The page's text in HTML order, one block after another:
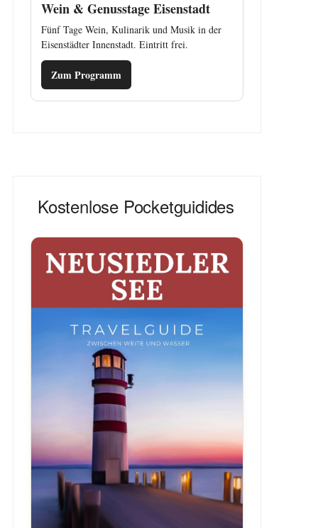
Wein & Genusstage Eisenstadt
Fünf Tage Wein, Kulinarik und Musik in der
Eisenstädter Innenstadt. Eintritt frei.
Zum Programm
Kostenlose Pocketguidides